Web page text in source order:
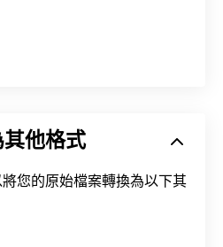
他格式
您的原始檔案轉換為以下其